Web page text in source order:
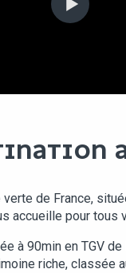
verte de France,
accueille pour tous
à 90min en TGV
riche, classée